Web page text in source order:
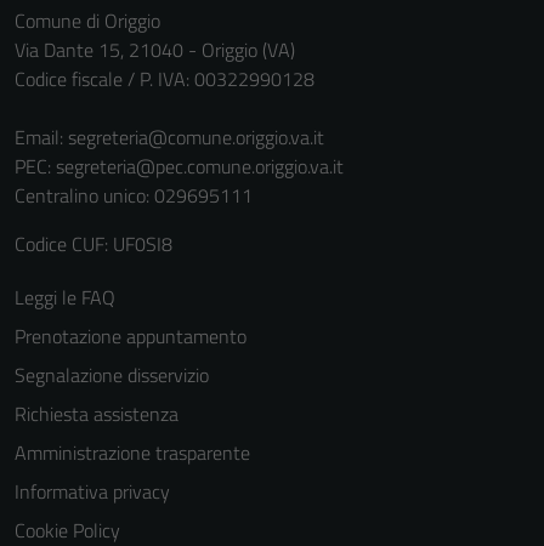
Comune di Origgio
Via Dante 15, 21040 - Origgio (VA)
Codice fiscale / P. IVA: 00322990128
Email: segreteria@comune.origgio.va.it
PEC: segreteria@pec.comune.origgio.va.it
Centralino unico: 029695111
Codice CUF: UF0SI8
Leggi le FAQ
Prenotazione appuntamento
Segnalazione disservizio
Richiesta assistenza
Amministrazione trasparente
Informativa privacy
Cookie Policy